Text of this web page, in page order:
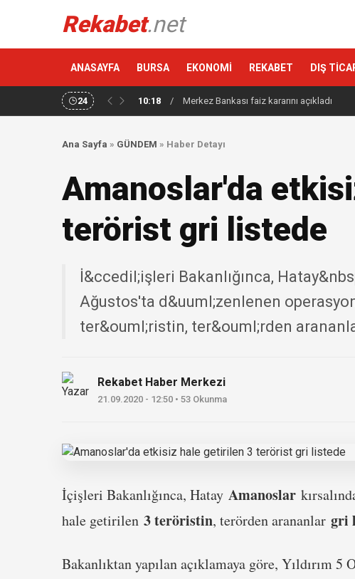
Rekabet.net
ANASAYFA BURSA EKONOMİ REKABET DIŞ
24 10:18 / Merkez Bankası faiz kararını açıkladı
Ana Sayfa » GÜNDEM » Haber Detayı
Amanoslar'da
terörist gri listede
İ&ccedil;işleri Bakanlığınca,
Ağustos'ta d&uuml;zenlenen
ter&ouml;ristin, ter&ouml;rden
Rekabet Haber Merkezi
21.09.2020 - 12:50 • 53 Okunma
İçişleri Bakanlığınca, Hatay Amanoslar
hale getirilen 3 teröristin, terörden arananlar gri
Bakanlıktan yapılan açıklamaya göre, Yıldırım